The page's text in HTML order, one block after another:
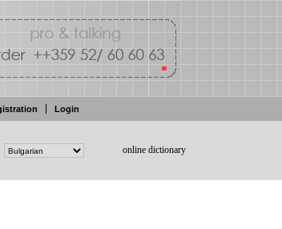
Login
online dictionary